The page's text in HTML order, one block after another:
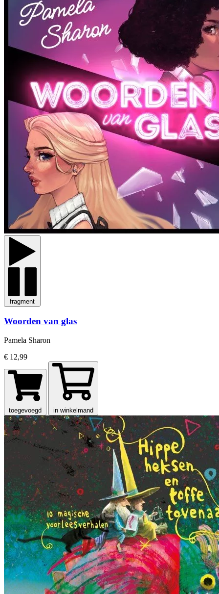
fragment
Woorden van glas
Pamela Sharon
€ 12,99
toegevoegd in winkelmand